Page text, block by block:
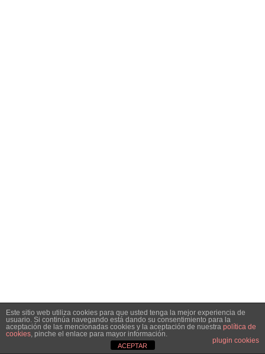
Este sitio web utiliza cookies para que usted tenga la mejor experiencia de
usuario. Si continúa navegando está dando su consentimiento para la
aceptación de las mencionadas cookies y la aceptación de nuestra política de
cookies, pinche el enlace para mayor información.
plugin cookies
ACEPTAR